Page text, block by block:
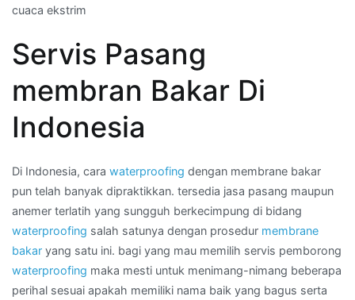
Kami
ukuran
bakar
di
Wilayah
PONDOK
LABU
cuaca ekstrim
Servis Pasang
membran Bakar Di
Indonesia
Di Indonesia, cara waterproofing dengan membrane bakar
pun telah banyak dipraktikkan. tersedia jasa pasang maupun
anemer terlatih yang sungguh berkecimpung di bidang
waterproofing salah satunya dengan prosedur membrane
bakar yang satu ini. bagi yang mau memilih servis pemborong
waterproofing maka mesti untuk menimang-nimang beberapa
perihal sesuai apakah memiliki nama baik yang bagus serta